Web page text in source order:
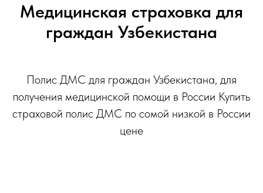
Медицинская страховка для
граждан Узбекистана
Полис ДМС для граждан Узбекистана, для
получения медицинской помощи в России Купить
страховой полис ДМС по сомой низкой в России
цене